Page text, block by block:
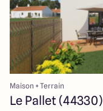
Maison + Terrain
Le Pallet (44330)